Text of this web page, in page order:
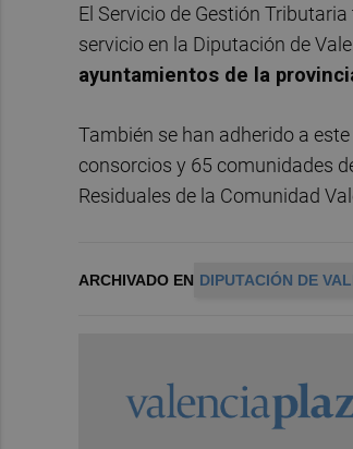
El Servicio de Gestión
servicio en la Diputación de
ayuntamientos de la
También se han adherido a
consorcios y 65 comunidades
Residuales de la Comunidad
ARCHIVADO EN DIPUTACIÓN DE